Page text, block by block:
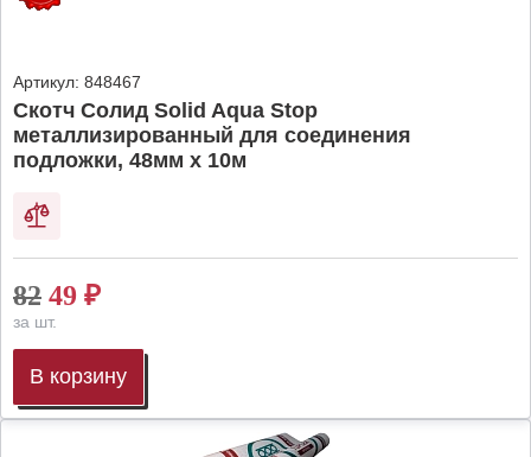
Артикул: 848467
Скотч Солид Solid Aqua Stop
металлизированный для соединения
подложки, 48мм х 10м
82 49 ₽
за шт.
В корзину